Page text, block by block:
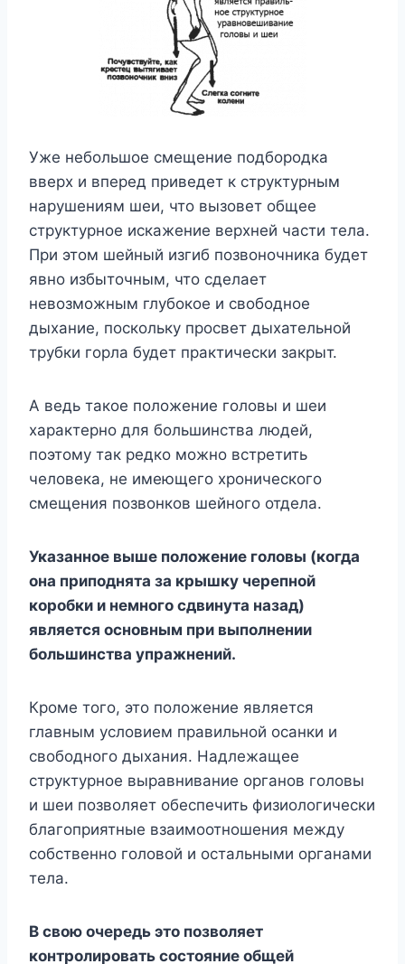
Уже небольшое смещение подбородка
вверх и вперед приведет к структурным
нарушениям шеи, что вызовет общее
структурное искажение верхней части тела.
При этом шейный изгиб позвоночника будет
явно избыточным, что сделает
невозможным глубокое и свободное
дыхание, поскольку просвет дыхательной
трубки горла будет практически закрыт.
А ведь такое положение головы и шеи
характерно для большинства людей,
поэтому так редко можно встретить
человека, не имеющего хронического
смещения позвонков шейного отдела.
Указанное выше положение головы (когда
она приподнята за крышку черепной
коробки и немного сдвинута назад)
является основным при выполнении
большинства упражнений.
Кроме того, это положение является
главным условием правильной осанки и
свободного дыхания. Надлежащее
структурное выравнивание органов головы
и шеи позволяет обеспечить физиологически
благоприятные взаимоотношения между
собственно головой и остальными органами
тела.
В свою очередь это позволяет
контролировать состояние общей